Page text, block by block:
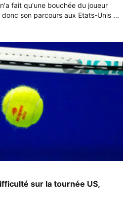
fait qu'une bouchée du joueur
son parcours aux Etats-Unis ...
sur la tournée US,